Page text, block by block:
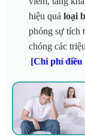
hiệu quả loại
phóng sự tích
chóng các
[Chi phí điều